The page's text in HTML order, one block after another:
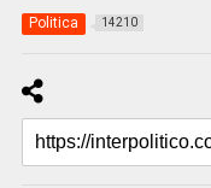
Politica 14210